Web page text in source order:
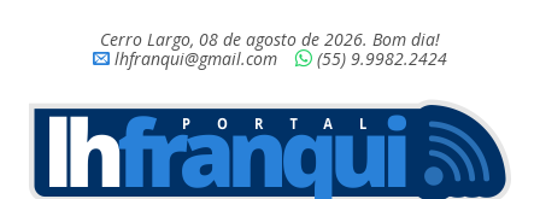
Cerro Largo, 08 de agosto de 2026. Bom dia!
lhfranqui@gmail.com
(55) 9.9982.2424